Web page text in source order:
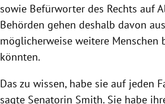
sowie Befürworter des Rechts auf
Behörden gehen deshalb davon
möglicherweise weitere Menschen
könnten.
Das zu wissen, habe sie auf jeden
sagte Senatorin Smith. Sie habe